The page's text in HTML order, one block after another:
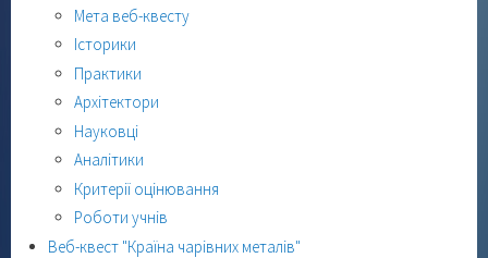
Мета веб-квесту
Історики
Практики
Архітектори
Науковці
Аналітики
Критерії оцінювання
Роботи учнів
Веб-квест "Країна чарівних металів"